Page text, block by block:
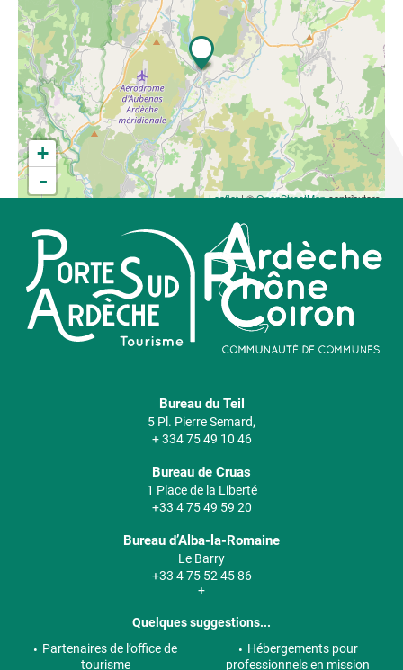
+
-
Leaflet| ©OpenStreetMapcontributors
Bureau du Teil
5 Pl. Pierre Semard,
+ 334 75 49 10 46
Bureau de Cruas
1 Place de la Liberté
+33 4 75 49 59 20
Bureau d’Alba-la-Romaine
Le Barry
+33 4 75 52 45 86
+
Quelques suggestions...
Partenaires de l’office de
tourisme
Hébergements pour
professionnels en mission